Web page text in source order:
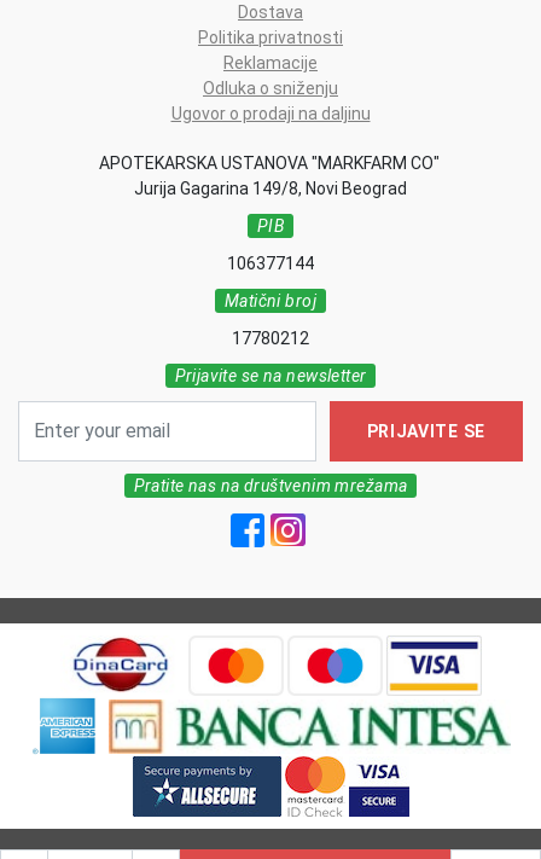
Dostava
Politika privatnosti
Reklamacije
Odluka o sniženju
Ugovor o prodaji na daljinu
APOTEKARSKA USTANOVA "MARKFARM CO"
Jurija Gagarina 149/8, Novi Beograd
PIB
106377144
Matični broj
17780212
Prijavite se na newsletter
PRIJAVITE SE
Pratite nas na društvenim mrežama